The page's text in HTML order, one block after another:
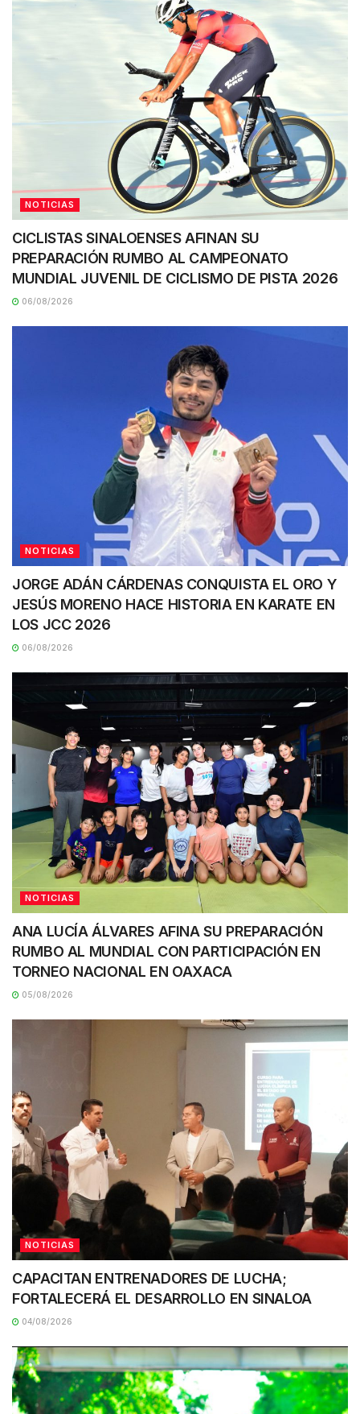
NOTICIAS
CICLISTAS SINALOENSES AFINAN SU
PREPARACIÓN RUMBO AL CAMPEONATO
MUNDIAL JUVENIL DE CICLISMO DE PISTA 2026
06/08/2026
NOTICIAS
JORGE ADÁN CÁRDENAS CONQUISTA EL ORO Y
JESÚS MORENO HACE HISTORIA EN KARATE EN
LOS JCC 2026
06/08/2026
NOTICIAS
ANA LUCÍA ÁLVARES AFINA SU PREPARACIÓN
RUMBO AL MUNDIAL CON PARTICIPACIÓN EN
TORNEO NACIONAL EN OAXACA
05/08/2026
NOTICIAS
CAPACITAN ENTRENADORES DE LUCHA;
FORTALECERÁ EL DESARROLLO EN SINALOA
04/08/2026